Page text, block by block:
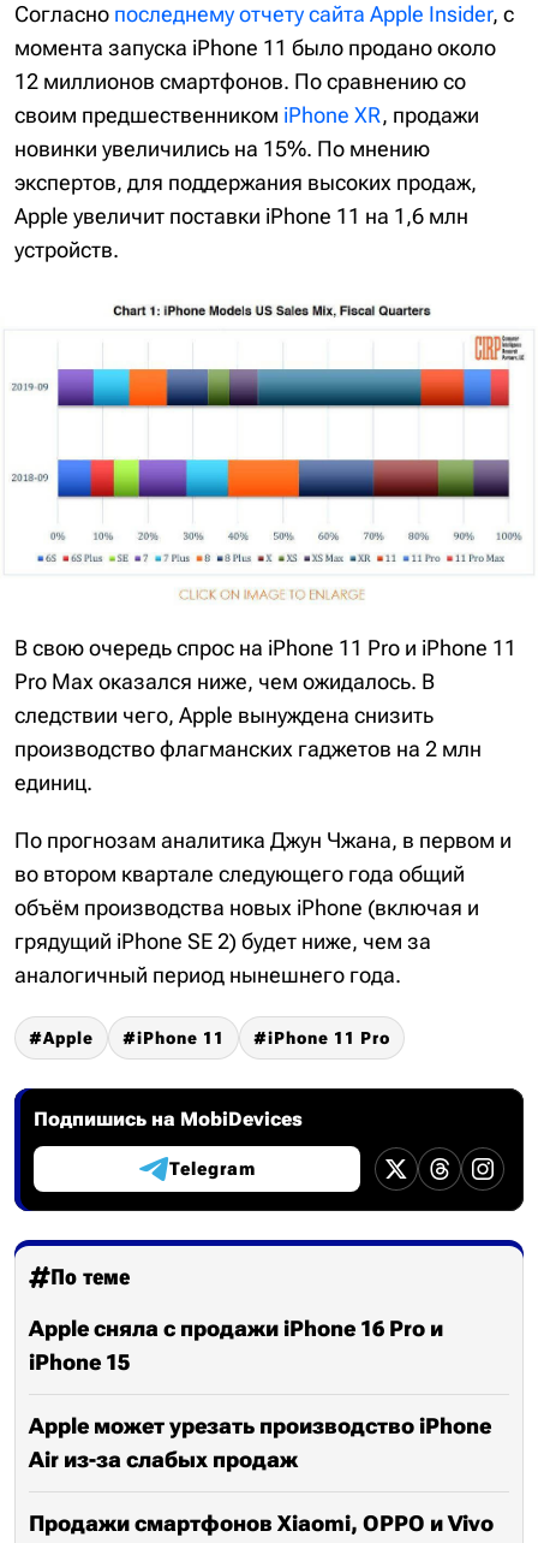
Согласно последнему отчету сайта Apple Insider, с
момента запуска iPhone 11 было продано около
12 миллионов смартфонов. По сравнению со
своим предшественником iPhone XR, продажи
новинки увеличились на 15%. По мнению
экспертов, для поддержания высоких продаж,
Apple увеличит поставки iPhone 11 на 1,6 млн
устройств.
В свою очередь спрос на iPhone 11 Pro и iPhone 11
Pro Max оказался ниже, чем ожидалось. В
следствии чего, Apple вынуждена снизить
производство флагманских гаджетов на 2 млн
единиц.
По прогнозам аналитика Джун Чжана, в первом и
во втором квартале следующего года общий
объём производства новых iPhone (включая и
грядущий iPhone SE 2) будет ниже, чем за
аналогичный период нынешнего года.
Apple iPhone 11 iPhone 11 Pro
Подпишись на MobiDevices
Telegram
По теме
Apple сняла с продажи iPhone 16 Pro и
iPhone 15
Apple может урезать производство iPhone
Air из-за слабых продаж
Продажи смартфонов Xiaomi, OPPO и Vivo